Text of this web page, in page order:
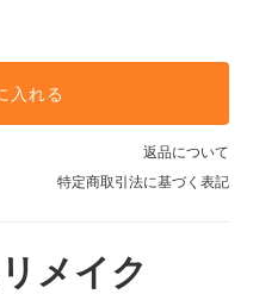
入れる
返品について
特定商取引法に基づく表記
メイク